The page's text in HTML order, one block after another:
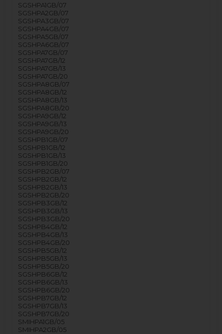
SGSHPA1GB/07
SGSHPA2GB/07
SGSHPA3GB/07
SGSHPA4GB/07
SGSHPA5GB/07
SGSHPA6GB/07
SGSHPA7GB/07
SGSHPA7GB/12
SGSHPA7GB/13
SGSHPA7GB/20
SGSHPA8GB/07
SGSHPA8GB/12
SGSHPA8GB/13
SGSHPA8GB/20
SGSHPA9GB/12
SGSHPA9GB/13
SGSHPA9GB/20
SGSHPB1GB/07
SGSHPB1GB/12
SGSHPB1GB/13
SGSHPB1GB/20
SGSHPB2GB/07
SGSHPB2GB/12
SGSHPB2GB/13
SGSHPB2GB/20
SGSHPB3GB/12
SGSHPB3GB/13
SGSHPB3GB/20
SGSHPB4GB/12
SGSHPB4GB/13
SGSHPB4GB/20
SGSHPB5GB/12
SGSHPB5GB/13
SGSHPB5GB/20
SGSHPB6GB/12
SGSHPB6GB/13
SGSHPB6GB/20
SGSHPB7GB/12
SGSHPB7GB/13
SGSHPB7GB/20
SMIHPA1GB/05
SMIHPA2GB/05